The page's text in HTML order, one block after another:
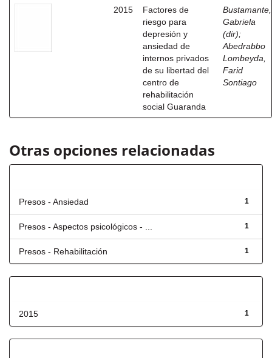
2015
Factores de
riesgo para
depresión y
ansiedad de
internos privados
de su libertad del
centro de
rehabilitación
social Guaranda
Bustamante,
Gabriela
(dir);
Abedrabbo
Lombeyda,
Farid
Sontiago
Otras opciones relacionadas
1
Presos - Ansiedad
1
Presos - Aspectos psicológicos - ...
1
Presos - Rehabilitación
1
2015